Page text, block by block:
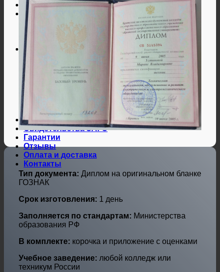
Главная
Справки
Мед справки
Справки из гос. органов
Справки ЗАГС
Дипломы и аттестаты
Аттестаты РФ
Дипломы и аттестаты Беларуси
Дипломы и аттестаты Казахстана
Дипломы и аттестаты Украины
Дипломы по профессиям
Дипломы по городам
Нотариальные и юр. услуги
Свидетельства ЗАГС
Гарантии
Отзывы
Оплата и доставка
Контакты
Тип документа: Диплом на оригинальном бланке
ГОЗНАК
Срок изготовления: 1 день
Заполняется по стандартам: Министерства
образования РФ
В комплекте: корочка и приложение с оценками
Учебное заведение: любой колледж или
техникум России